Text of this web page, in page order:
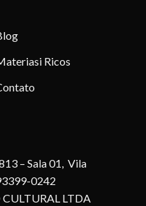
Ricos
– Sala 01, Vila
0242
CULTURAL LTDA